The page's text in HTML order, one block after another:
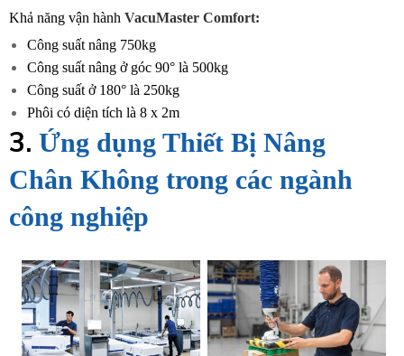
Khả năng vận hành VacuMaster Comfort:
Công suất nâng 750kg
Công suất nâng ở góc 90° là 500kg
Công suất ở 180° là 250kg
Phôi có diện tích là 8 x 2m
3. Ứng dụng Thiết Bị Nâng
Chân Không trong các ngành
công nghiệp